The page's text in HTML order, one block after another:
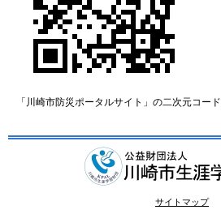
「川崎市防災ポータルサイト」の二次元コード
サイトマップ